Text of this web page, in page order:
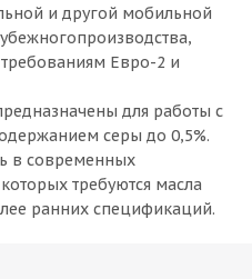
и другой мобильной
Евро-2 и
для работы с
серы до 0,5%.
в современных
требуются масла
ранних спецификаций.